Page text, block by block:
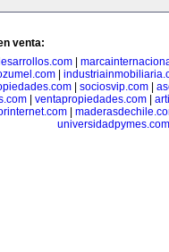
venta:
|
| sociosvip.com|
| ventapropiedades.com|
universidadpymes.com